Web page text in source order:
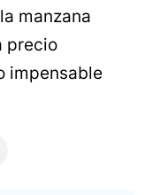
manzana
precio
impensable